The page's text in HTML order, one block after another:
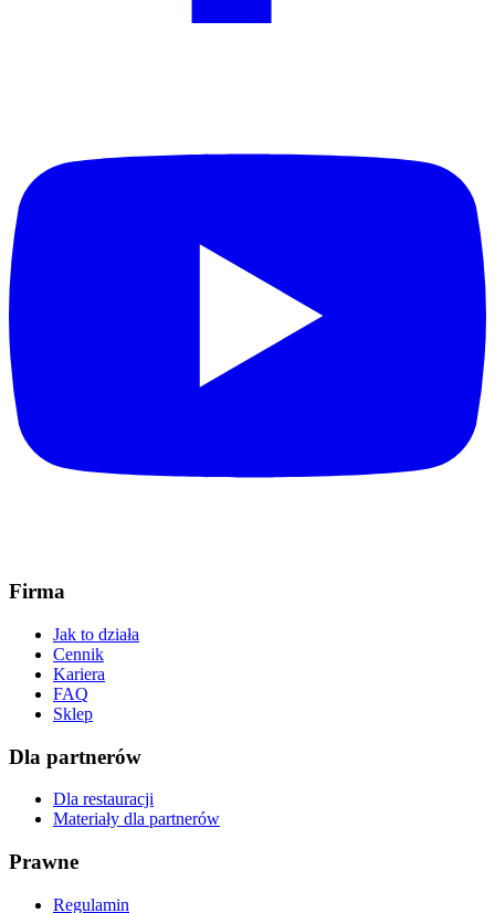
Firma
Jak to działa
Cennik
Kariera
FAQ
Sklep
Dla partnerów
Dla restauracji
Materiały dla partnerów
Prawne
Regulamin